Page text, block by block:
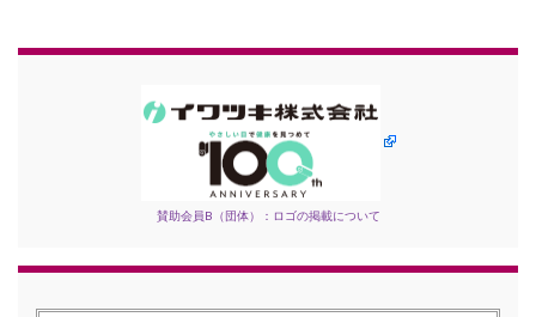
賛助会員B（団体）：ロゴの掲載について